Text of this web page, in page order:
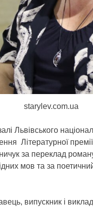
starylev.com.ua
Львівського
Літературної
за переклад
мов та за
випускник і